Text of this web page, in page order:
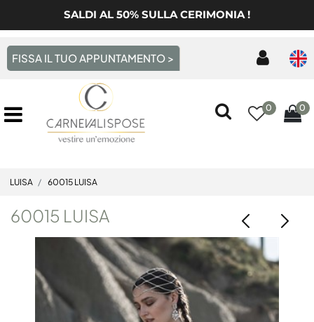
SALDI AL 50% SULLA CERIMONIA !
FISSA IL TUO APPUNTAMENTO >
Open menu 0 0
LUISA 60015 LUISA
60015 LUISA